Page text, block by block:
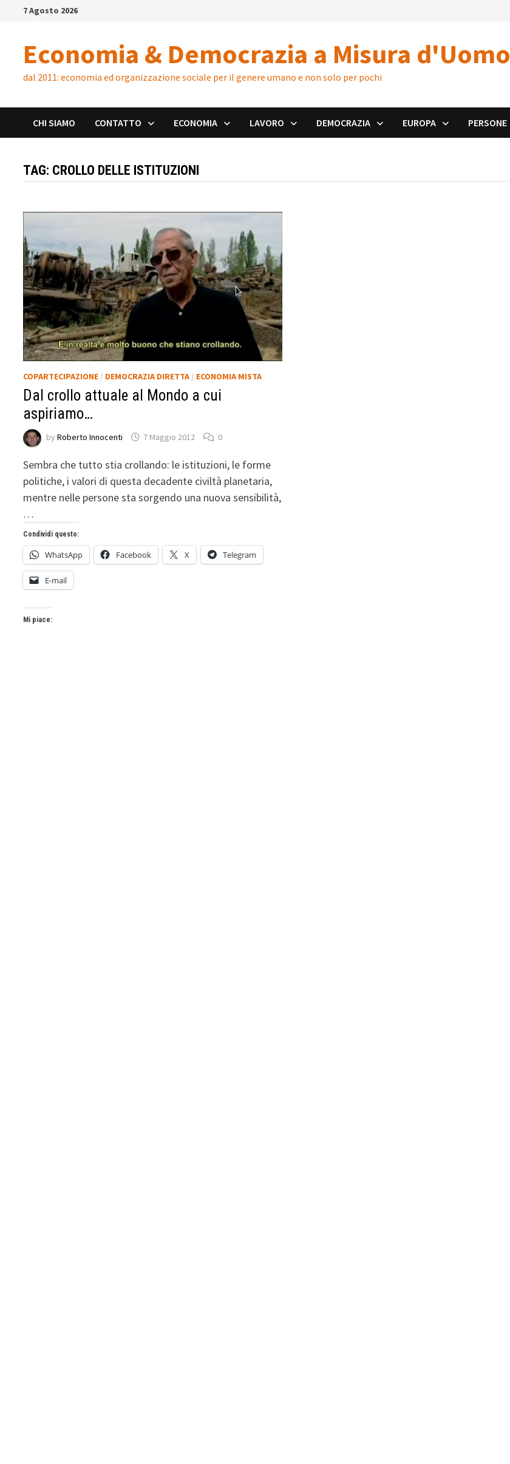
7 Agosto 2026
Economia & Democrazia a Misura d'Uomo
dal 2011: economia ed organizzazione sociale per il genere umano e non solo per pochi
CHI SIAMO CONTATTO ECONOMIA LAVORO DEMOCRAZIA EUROPA PERSONE
TAG: CROLLO DELLE ISTITUZIONI
COPARTECIPAZIONE / DEMOCRAZIA DIRETTA / ECONOMIA MISTA
Dal crollo attuale al Mondo a cui
aspiriamo…
byRoberto Innocenti 7 Maggio 2012 0
Sembra che tutto stia crollando: le istituzioni, le forme
politiche, i valori di questa decadente civiltà planetaria,
mentre nelle persone sta sorgendo una nuova sensibilità,
…
Condividi questo:
WhatsApp Facebook X Telegram
E-mail
Mi piace: